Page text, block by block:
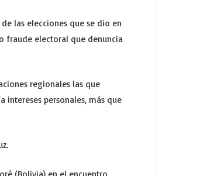
las elecciones que se dio en
fraude electoral que denuncia
regionales las que
intereses personales, más que